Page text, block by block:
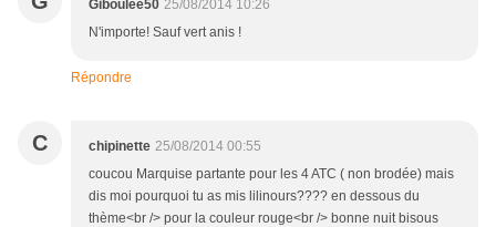
Giboulée50 25/08/2014 10:26
N'importe! Sauf vert anis !
Répondre
C chipinette 25/08/2014 00:55
coucou Marquise partante pour les 4 ATC ( non brodée) mais
dis moi pourquoi tu as mis lilinours???? en dessous du
thème<br /> pour la couleur rouge<br /> bonne nuit bisous